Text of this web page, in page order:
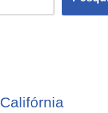
Califórnia